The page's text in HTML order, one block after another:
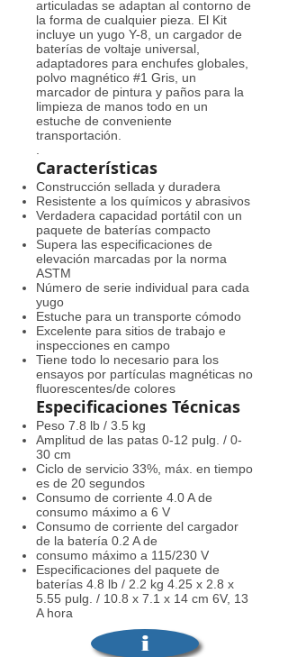
articuladas se adaptan al contorno de
la forma de cualquier pieza. El Kit
incluye un yugo Y-8, un cargador de
baterías de voltaje universal,
adaptadores para enchufes globales,
polvo magnético #1 Gris, un
marcador de pintura y paños para la
limpieza de manos todo en un
estuche de conveniente
transportación.
Características
Construcción sellada y duradera
Resistente a los químicos y abrasivos
Verdadera capacidad portátil con un
paquete de baterías compacto
Supera las especificaciones de
elevación marcadas por la norma
ASTM
Número de serie individual para cada
yugo
Estuche para un transporte cómodo
Excelente para sitios de trabajo e
inspecciones en campo
Tiene todo lo necesario para los
ensayos por partículas magnéticas no
fluorescentes/de colores
Especificaciones Técnicas
Peso 7.8 lb / 3.5 kg
Amplitud de las patas 0-12 pulg. / 0-
30 cm
Ciclo de servicio 33%, máx. en tiempo
es de 20 segundos
Consumo de corriente 4.0 A de
consumo máximo a 6 V
Consumo de corriente del cargador
de la batería 0.2 A de
consumo máximo a 115/230 V
Especificaciones del paquete de
baterías 4.8 lb / 2.2 kg 4.25 x 2.8 x
5.55 pulg. / 10.8 x 7.1 x 14 cm 6V, 13
A hora
i